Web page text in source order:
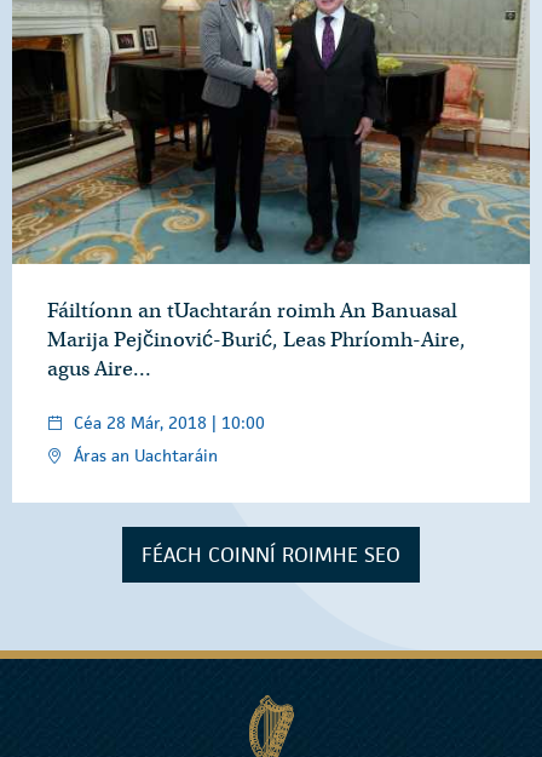
Fáiltíonn an tUachtarán roimh An Banuasal
Marija Pejčinović-Burić, Leas Phríomh-Aire,
agus Aire…
Céa 28 Már, 2018 | 10:00
Áras an Uachtaráin
FÉACH COINNÍ ROIMHE SEO